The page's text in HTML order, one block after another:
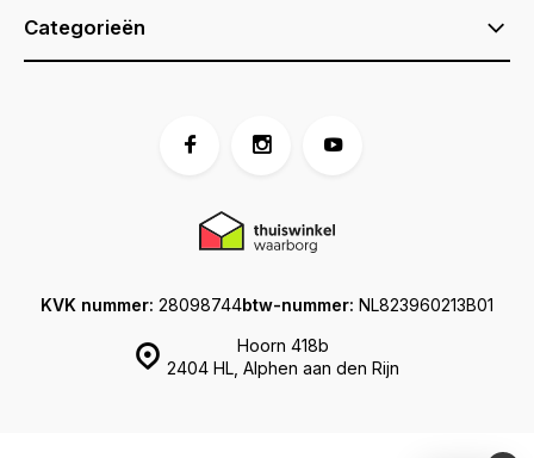
Categorieën
Hoorn 418b
2404 HL, Alphen aan den Rijn
KVK nummer: 28098744btw-nummer: NL823960213B01